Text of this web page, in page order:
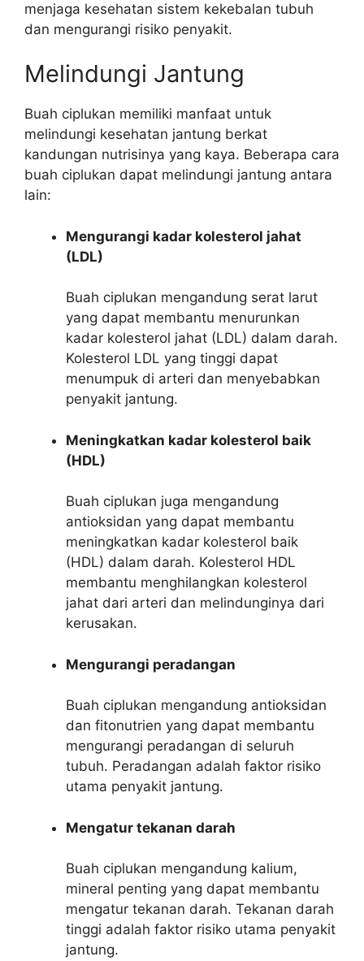
menjaga kesehatan sistem kekebalan tubuh
dan mengurangi risiko penyakit.
Melindungi Jantung
Buah ciplukan memiliki manfaat untuk
melindungi kesehatan jantung berkat
kandungan nutrisinya yang kaya. Beberapa cara
buah ciplukan dapat melindungi jantung antara
lain:
Mengurangi kadar kolesterol jahat
(LDL)
Buah ciplukan mengandung serat larut
yang dapat membantu menurunkan
kadar kolesterol jahat (LDL) dalam darah.
Kolesterol LDL yang tinggi dapat
menumpuk di arteri dan menyebabkan
penyakit jantung.
Meningkatkan kadar kolesterol baik
(HDL)
Buah ciplukan juga mengandung
antioksidan yang dapat membantu
meningkatkan kadar kolesterol baik
(HDL) dalam darah. Kolesterol HDL
membantu menghilangkan kolesterol
jahat dari arteri dan melindunginya dari
kerusakan.
Mengurangi peradangan
Buah ciplukan mengandung antioksidan
dan fitonutrien yang dapat membantu
mengurangi peradangan di seluruh
tubuh. Peradangan adalah faktor risiko
utama penyakit jantung.
Mengatur tekanan darah
Buah ciplukan mengandung kalium,
mineral penting yang dapat membantu
mengatur tekanan darah. Tekanan darah
tinggi adalah faktor risiko utama penyakit
jantung.